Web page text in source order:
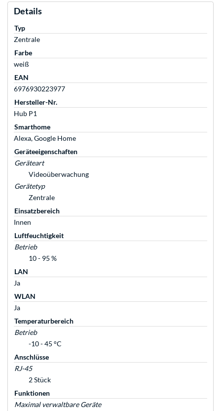
Details
Typ
Zentrale
Farbe
weiß
EAN
6976930223977
Hersteller-Nr.
Hub P1
Smarthome
Alexa, Google Home
Geräteeigenschaften
Geräteart
Videoüberwachung
Gerätetyp
Zentrale
Einsatzbereich
Innen
Luftfeuchtigkeit
Betrieb
10 - 95 %
LAN
Ja
WLAN
Ja
Temperaturbereich
Betrieb
-10 - 45 °C
Anschlüsse
RJ-45
2 Stück
Funktionen
Maximal verwaltbare Geräte